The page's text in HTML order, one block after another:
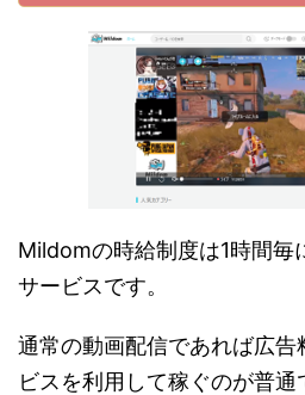
Mildomの時給制度は1時間毎
サービスです。
通常の動画配信であれば広
ビスを利用して稼ぐのが普